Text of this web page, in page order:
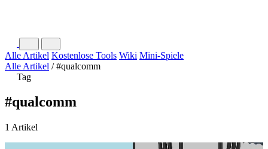
Alle Artikel Kostenlose Tools Wiki Mini-Spiele
Alle Artikel / #qualcomm
Tag
#qualcomm
1 Artikel